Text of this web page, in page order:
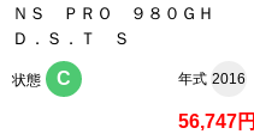
ＮＳ ＰＲＯ ９８０ＧＨ
Ｄ．Ｓ．Ｔ Ｓ
状態 C 年式 2016
56,747円